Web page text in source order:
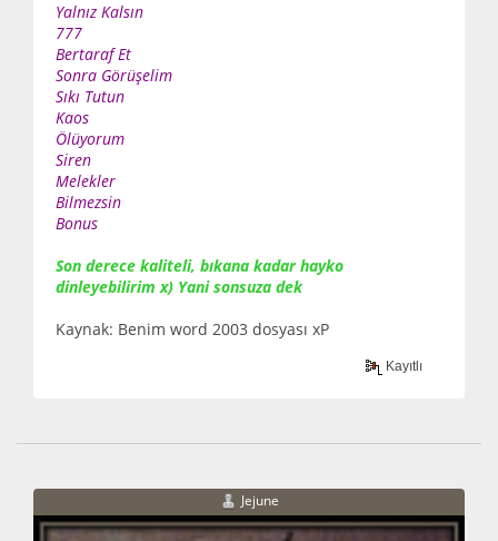
Yalnız Kalsın
777
Bertaraf Et
Sonra Görüşelim
Sıkı Tutun
Kaos
Ölüyorum
Siren
Melekler
Bilmezsin
Bonus
Son derece kaliteli, bıkana kadar hayko
dinleyebilirim x) Yani sonsuza dek
Kaynak: Benim word 2003 dosyası xP
Kayıtlı
Jejune